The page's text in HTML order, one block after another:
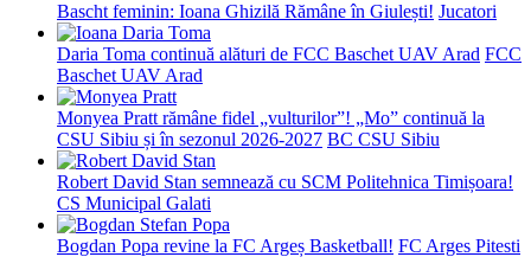
Bascht feminin: Ioana Ghizilă Rămâne în Giulești! Jucatori
Daria Toma continuă alături de FCC Baschet UAV Arad FCC
Baschet UAV Arad
Monyea Pratt rămâne fidel „vulturilor”! „Mo” continuă la
CSU Sibiu și în sezonul 2026-2027 BC CSU Sibiu
Robert David Stan semnează cu SCM Politehnica Timișoara!
CS Municipal Galati
Bogdan Popa revine la FC Argeș Basketball! FC Arges Pitesti